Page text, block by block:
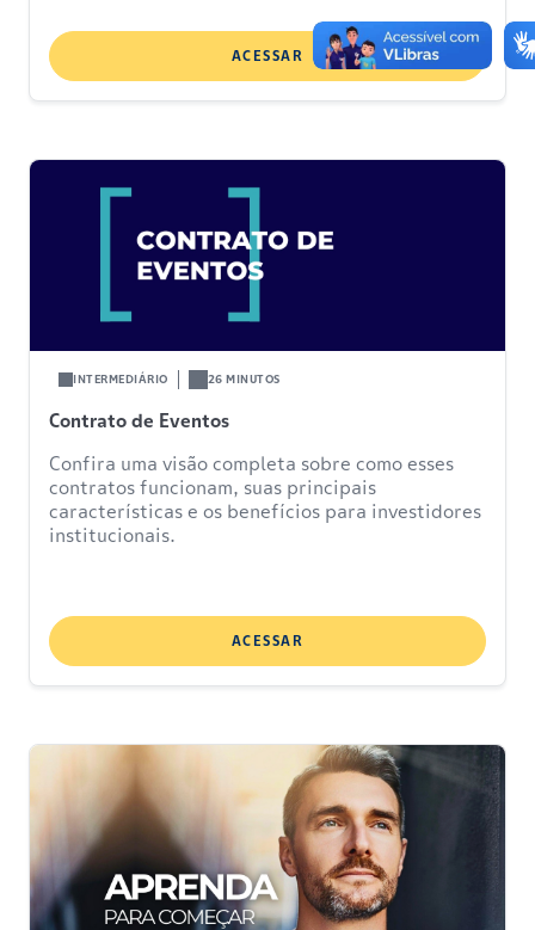
ACESSAR
INTERMEDIÁRIO 26 MINUTOS
Contrato de Eventos
Confira uma visão completa sobre como esses
contratos funcionam, suas principais
características e os benefícios para investidores
institucionais.
ACESSAR